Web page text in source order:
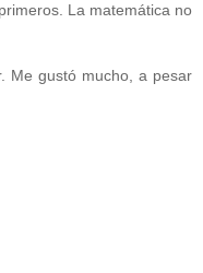
La matemática no
Me gustó mucho, a pesar